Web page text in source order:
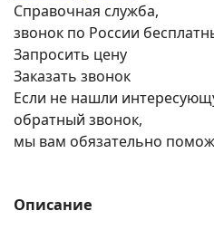
Справочная служба,
звонок по России
Запросить цену
Заказать звонок
Если не нашли
обратный звонок,
мы вам обязательно
Описание